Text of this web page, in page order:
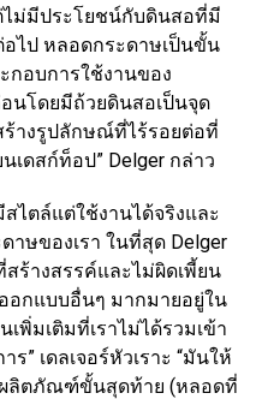
ม่มีประโยชน์กับดินสอที่มี
ไป หลอดกระดาษเป็นขั้น
กอบการใช้งานของ
นโดยมีถ้วยดินสอเป็นจุด
ร้างรูปลักษณ์ที่ไร้รอยต่อที่
เดสก์ท็อป” Delger กล่าว
ไตล์แต่ใช้งานได้จริงและ
ษของเรา ในที่สุด Delger
างสรรค์และไม่ผิดเพี้ยน
อกแบบอื่นๆ มากมายอยู่ใน
พิ่มเติมที่เราไม่ได้รวมเข้า
” เดลเจอร์หัวเราะ “มันให้
ลิตภัณฑ์ขั้นสุดท้าย (หลอดที่